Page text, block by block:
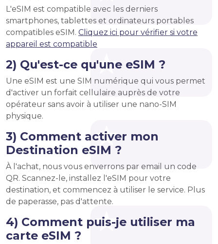
L'eSIM est compatible avec les derniers
smartphones, tablettes et ordinateurs portables
compatibles eSIM. Cliquez ici pour vérifier si votre
appareil est compatible
2) Qu'est-ce qu'une eSIM ?
Une eSIM est une SIM numérique qui vous permet
d'activer un forfait cellulaire auprès de votre
opérateur sans avoir à utiliser une nano-SIM
physique.
3) Comment activer mon
Destination eSIM ?
À l'achat, nous vous enverrons par email un code
QR. Scannez-le, installez l'eSIM pour votre
destination, et commencez à utiliser le service. Plus
de paperasse, pas d'attente.
4) Comment puis-je utiliser ma
carte eSIM ?